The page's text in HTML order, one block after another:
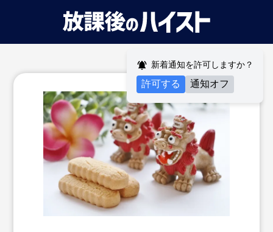
新着通知を許可しますか？
許可する 通知オフ